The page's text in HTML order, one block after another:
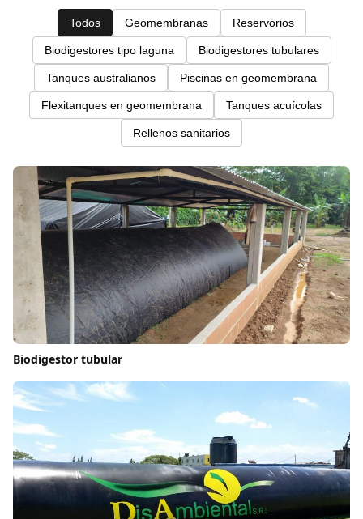
Todos Geomembranas Reservorios
Biodigestores tipo laguna Biodigestores tubulares
Tanques australianos Piscinas en geomembrana
Flexitanques en geomembrana Tanques acuícolas
Rellenos sanitarios
Biodigestor tubular